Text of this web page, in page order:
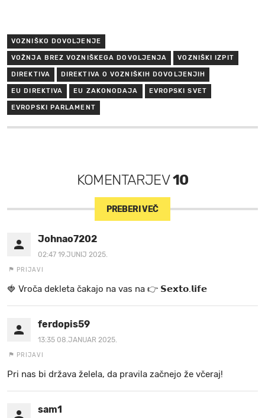
VOZNIŠKO DOVOLJENJE
VOŽNJA BREZ VOZNIŠKEGA DOVOLJENJA VOZNIŠKI IZPIT
DIREKTIVA DIREKTIVA O VOZNIŠKIH DOVOLJENJIH
EU DIREKTIVA EU ZAKONODAJA EVROPSKI SVET
EVROPSKI PARLAMENT
KOMENTARJEV10
PREBERI VEČ
Johnao7202
02:47 19.JUNIJ 2025.
PRIJAVI
🍓 V r o č a d e k l e t a ča k a jo na va s n a 👉 𝗦𝗲𝘅𝘁𝗼.𝗹𝗶𝗳𝗲
ferdopis59
13:35 08.JANUAR 2025.
PRIJAVI
Pri nas bi država želela, da pravila začnejo že včeraj!
sam1